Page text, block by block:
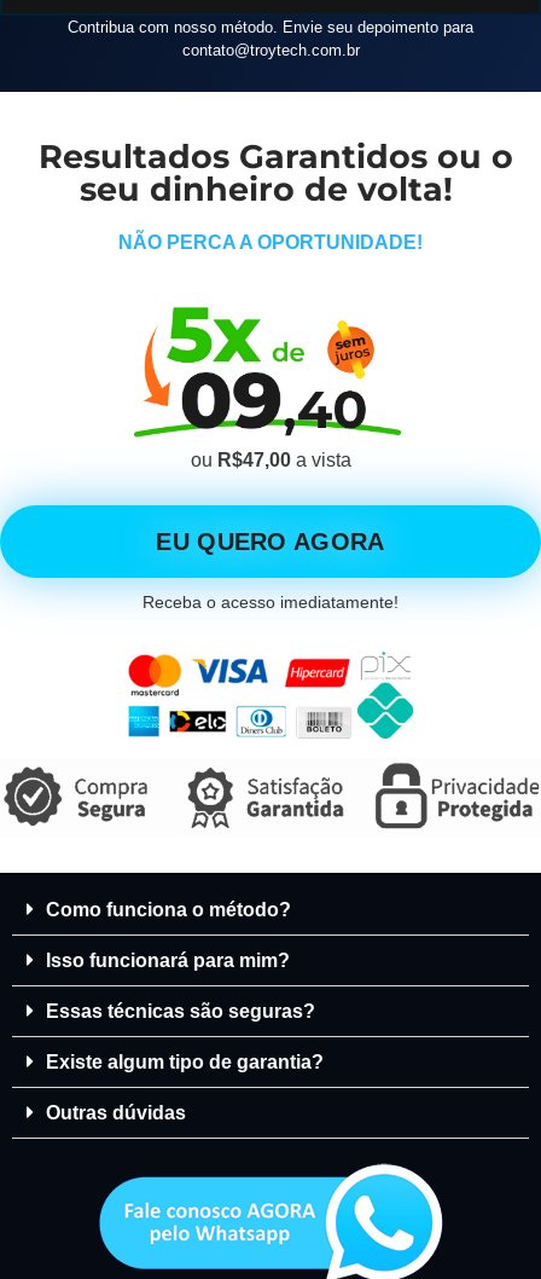
Contribua com nosso método. Envie seu depoimento para
contato@troytech.com.br
Resultados Garantidos ou o
seu dinheiro de volta!
NÃO PERCA A OPORTUNIDADE!
ou R$47,00a vista
EU QUERO AGORA
Receba o acesso imediatamente!
Como funciona o método?
Isso funcionará para mim?
Essas técnicas são seguras?
Existe algum tipo de garantia?
Outras dúvidas